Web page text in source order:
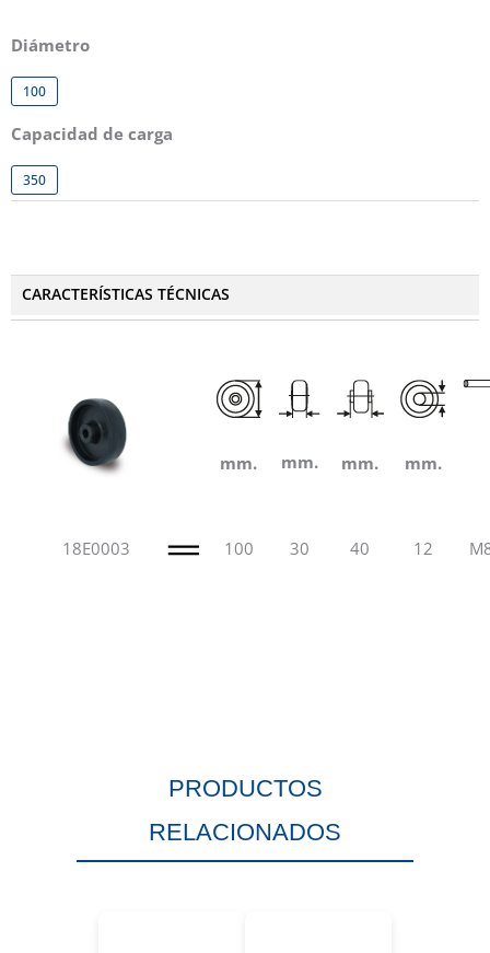
Diámetro
100
Capacidad de carga
350
CARACTERÍSTICAS TÉCNICAS
mm. mm. mm. mm.
18E0003 100 30 40 12
PRODUCTOS
RELACIONADOS